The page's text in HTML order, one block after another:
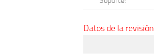
Datos de la revisión